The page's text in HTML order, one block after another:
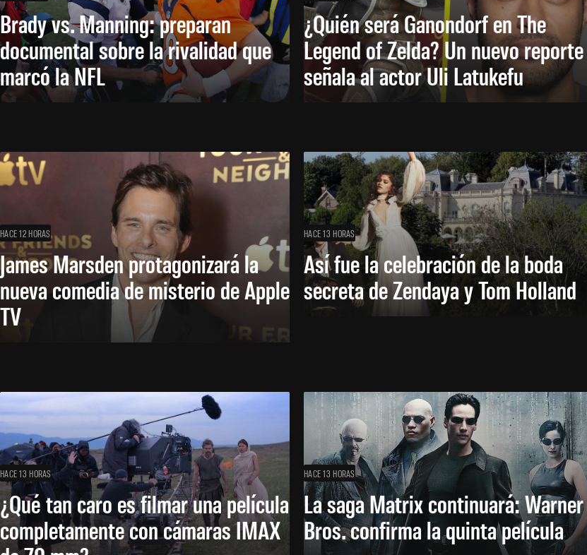
Brady vs. Manning: preparan
documental sobre la rivalidad que
marcó la NFL
¿Quién será Ganondorf en The
Legend of Zelda? Un nuevo reporte
señala al actor Uli Latukefu
HACE 12 HORAS
James Marsden protagonizará la
nueva comedia de misterio de Apple
TV
HACE 13 HORAS
Así fue la celebración de la boda
secreta de Zendaya y Tom Holland
HACE 13 HORAS
¿Qué tan caro es filmar una película
completamente con cámaras IMAX
HACE 13 HORAS
La saga Matrix continuará: Warner
Bros. confirma la quinta película